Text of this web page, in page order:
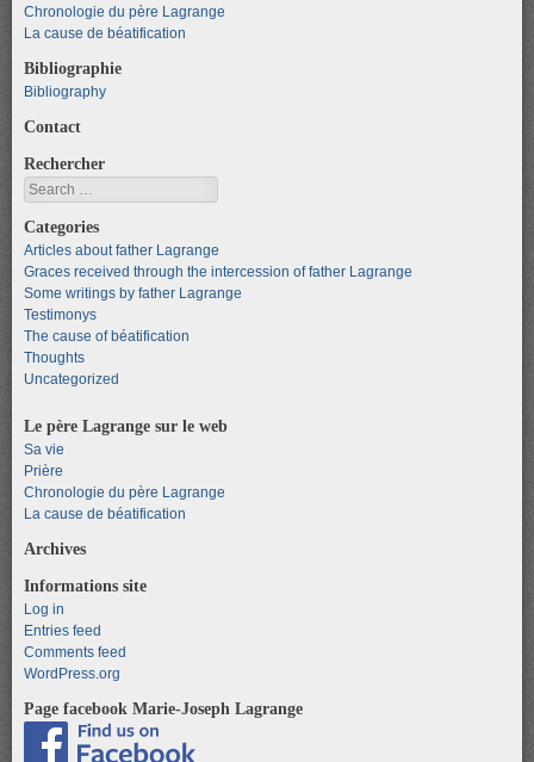
Chronologie du père Lagrange
La cause de béatification
Bibliographie
Bibliography
Contact
Rechercher
Search
Categories
Articles about father Lagrange
Graces received through the intercession of father Lagrange
Some writings by father Lagrange
Testimonys
The cause of béatification
Thoughts
Uncategorized
Le père Lagrange sur le web
Sa vie
Prière
Chronologie du père Lagrange
La cause de béatification
Archives
Informations site
Log in
Entries feed
Comments feed
WordPress.org
Page facebook Marie-Joseph Lagrange